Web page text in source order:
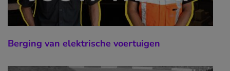
Berging van elektrische voertuigen